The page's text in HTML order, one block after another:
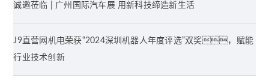
诚邀莅临 | 广州国际汽车展 用新科技缔造新生活
J9直营网机电荣获“2024深圳机器人年度评选”双奖，赋能
行业技术创新